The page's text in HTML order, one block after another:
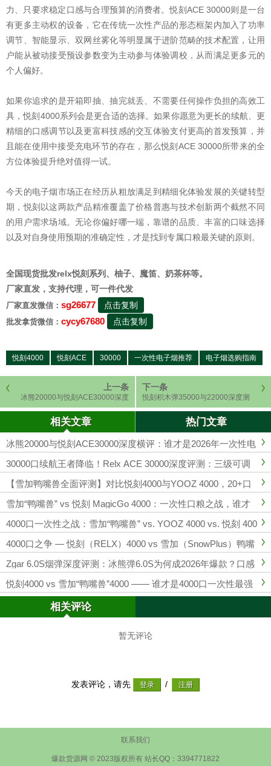
力、只要求稳定口感与合理预算的消费者。悦刻ACE 30000则是一台
有更多主动权的设备，它在传统一次性产品的形态框架内加入了功率
调节、智能显示、双网丝雾化等明显属于进阶范畴的技术配置，让用
户能从被动接受预设参数变为主动参与体验调校，从而满足更多元的
个人偏好。
如果你追求的是开箱即抽、抽完就丢、不需要任何操作负担的高效工
具，悦刻4000系列会是更合适的选择。如果你愿意为更长的续航、更
精细的口感调节以及更富科技感的交互体验支付更高的首发预算，并
且能在使用中接受充电环节的存在，那么悦刻ACE 30000所带来的全
方位体验提升绝对值得一试。
今天的电子烟市场正在经历从粗放满足到精细化体验发展的关键转型
期，悦刻以这两款产品精准覆盖了价格普惠与技术创新两个截然不同
的用户需求场域。无论你偏好哪一端，靠谱的品质、丰富的口味选择
以及对自身使用预期的准确定性，才是找到专属口粮最关键的原则。
全国现货批发relx悦刻系列、柚子、魔笛、奶茶杯等。
厂家直发，支持代理，可一件代发
厂家直发微信： sg26677 点击复制
批发拿货微信： cycy67680 点击复制
悦刻4000 悦刻ACE 30000 一次性电子烟推荐 电子烟选购指南
上一条
冰熊20000与悦刻ACE30000深度
横评：谁才是2026年一次性电子烟
的“口数之王”？
下一条
悦刻积木弹35000与22000深度测
评：超大续航时代的终极选择
相关文章 热门文章
冰熊20000与悦刻ACE30000深度横评：谁才是2026年一次性电
子烟的“口数之王”？
30000口续航王者降临！Relx ACE 30000深度评测：三级可调
+双网丝，一口封神
【雪加鸭嘴兽全面评测】对比悦刻4000与YOOZ 4000，20+口
味深度解析
雪加“鸭嘴兽” vs 悦刻 MagicGo 4000：一次性口粮之战，谁才
是4K口数段的“口感王”？
4000口一次性之战：雪加“鸭嘴兽” vs. YOOZ 4000 vs. 悦刻 400
0
4000口之争 — 悦刻（RELX）4000 vs 雪加（SnowPlus）鸭嘴
兽4000，哪款更值得入手？
Zgar 6.0S烟弹深度评测：冰熊弹6.0S为何成2026年爆款？口感
与性能全面解析
悦刻4000 vs 雪加“鸭嘴兽”4000 —— 谁才是4000口一次性最强
王者？评测与深度对比
相关评论
暂无评论
发表评论，请先 /
联系我们
爆款货源网 © 2023版权所有 站长QQ：3394771822